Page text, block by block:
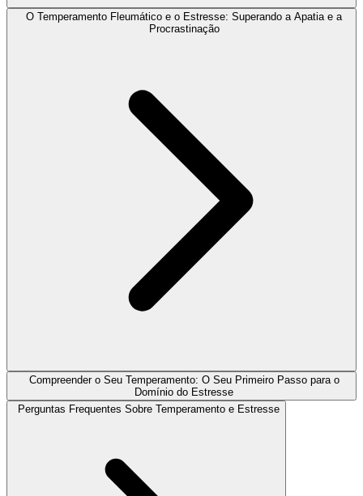
O Temperamento Fleumático e o Estresse: Superando a Apatia e a
Procrastinação
Compreender o Seu Temperamento: O Seu Primeiro Passo para o
Domínio do Estresse
Perguntas Frequentes Sobre Temperamento e Estresse